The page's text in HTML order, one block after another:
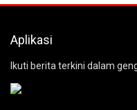
Aplikasi
Ikuti berita terkini dalam